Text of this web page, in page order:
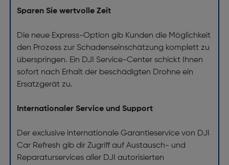
Sparen Sie wertvolle Zeit
Die neue Express-Option gib Kunden die Möglichkeit
den Prozess zur Schadenseinschätzung komplett zu
überspringen. Ein DJI Service-Center schickt Ihnen
sofort nach Erhalt der beschädigten Drohne ein
Ersatzgerät zu.
Internationaler Service und Support
Der exclusive internationale Garantieservice von DJI
Car Refresh gib dir Zugriff auf Austausch- und
Reparaturservices aller DJI autorisierten